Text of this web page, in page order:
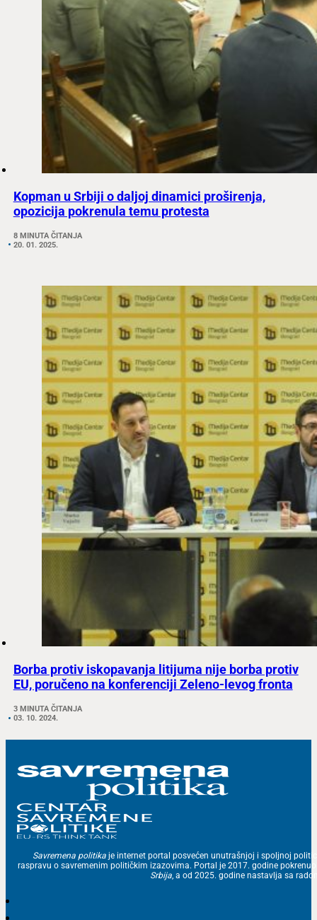
Kopman u Srbiji o daljoj dinamici proširenja,
opozicija pokrenula temu protesta
8 MINUTA ČITANJA
20. 01. 2025.
Borba protiv iskopavanja litijuma nije borba protiv
EU, poručeno na konferenciji Zeleno-levog fronta
3 MINUTA ČITANJA
03. 10. 2024.
Savremena politika je internet portal posvećen unutrašnjoj i spoljnoj
raspravu o savremenim političkim izazovima. Portal je 2017. godine
Srbija , a od 2025. godine nastavlja sa